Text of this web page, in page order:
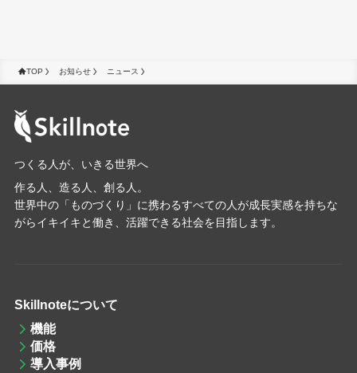
TOP お知らせ ニュース
つくる人が、いきる世界へ
作る人、造る人、創る人。
世界中の「ものづくり」に携わるすべての人が成長実感を持ちな
がらイキイキと働き、活躍できる社会を目指します。
Skillnoteについて
機能
価格
導入事例